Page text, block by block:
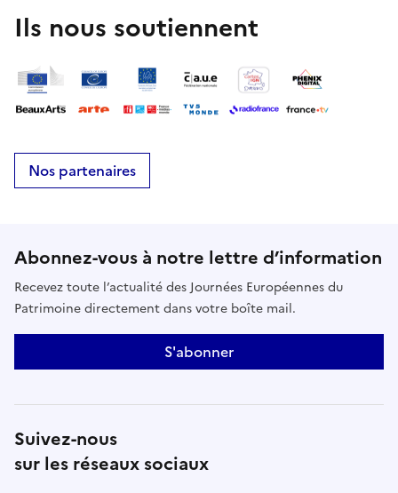
Ils nous soutiennent
Nos partenaires
Abonnez-vous à notre lettre d’information
Recevez toute l’actualité des Journées Européennes du
Patrimoine directement dans votre boîte mail.
S'abonner
Suivez-nous
sur les réseaux sociaux